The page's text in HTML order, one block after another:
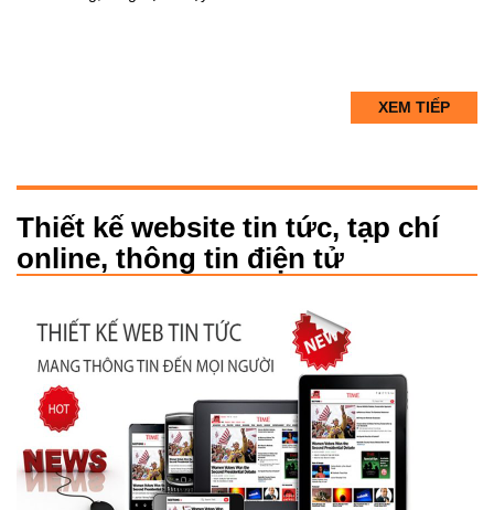
XEM TIẾP
Thiết kế website tin tức, tạp chí
online, thông tin điện tử